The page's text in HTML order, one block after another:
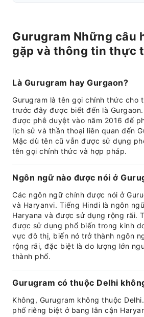
Gurugram Những câu
gặp và thông tin thực
Là Gurugram hay Gurgaon?
Gurugram là tên gọi chính thức cho
trước đây được biết đến là
được phê duyệt vào năm 2016 để
lịch sử và thần thoại liên quan đến
Mặc dù tên cũ vẫn được sử dụng
tên gọi chính thức và hợp pháp.
Ngôn ngữ nào được nói ở
Các ngôn ngữ chính được nói ở
và Haryanvi. Tiếng Hindi là ngôn
Haryana và được sử dụng rộng rãi.
được sử dụng phổ biến trong kinh
vực đô thị, biến nó trở thành ngôn
rộng rãi, đặc biệt là do lượng lớn
thành phố.
Gurugram có thuộc Delhi
Không, Gurugram không thuộc
phố riêng biệt ở bang lân cận